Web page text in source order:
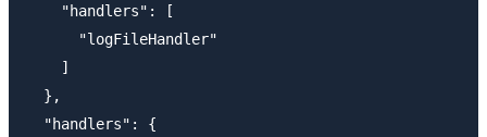
    "handlers": [
      "logFileHandler"
    ]
  },
  "handlers": {